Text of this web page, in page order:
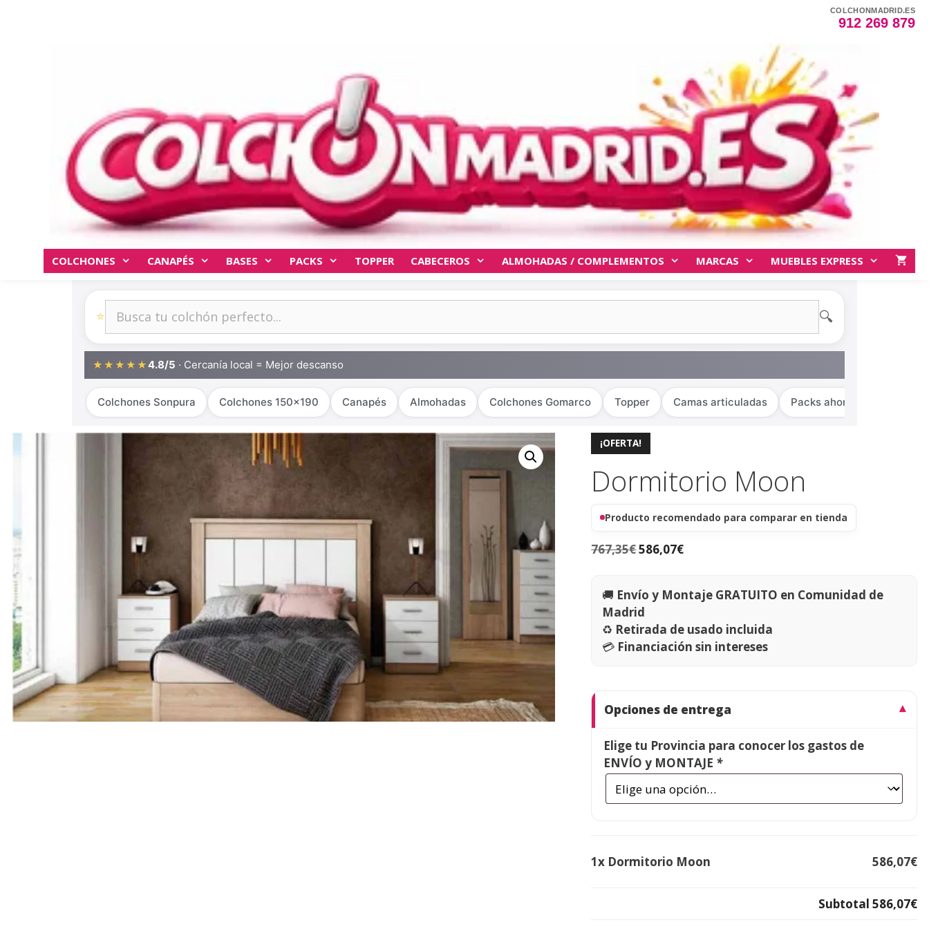
COLCHONMADRID.ES
912 269 879
COLCHONES CANAPÉS BASES PACKS TOPPER CABECEROS ALMOHADAS / COMPLEMENTOS MARCAS MUEBLES EXPRESS
⭐ 🔍
★★★★★4.8/5 · Cercanía local = Mejor descanso
Colchones Sonpura Colchones 150x190 Canapés Almohadas Colchones Gomarco Topper Camas articuladas Packs ahorro
¡OFERTA!
Dormitorio Moon
Producto recomendado para comparar en tienda
767,35€586,07€
🚚 Envío y Montaje GRATUITO en Comunidad de
Madrid
♻️ Retirada de usado incluida
💳 Financiación sin intereses
Opciones de entrega
Elige tu Provincia para conocer los gastos de
ENVÍO y MONTAJE *
1x Dormitorio Moon 586,07€
Subtotal 586,07€